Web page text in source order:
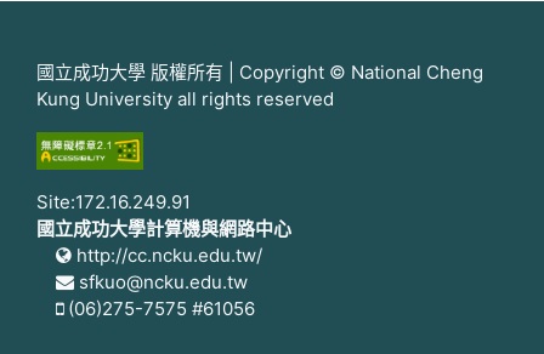
國立成功大學 版權所有 | Copyright © National Cheng
Kung University all rights reserved
Site:172.16.249.91
國立成功大學計算機與網路中心
http://cc.ncku.edu.tw/
sfkuo@ncku.edu.tw
(06)275-7575 #61056